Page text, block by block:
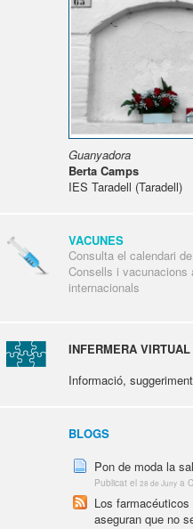
Guanyadora
Berta Camps
IES Taradell (Taradell)
VACUNES
Consulta el calendari
Consells i vacunacions
internacionals
INFERMERA VIRTUAL
Informació,
BLOGS
Pon de moda la
Publicat el 28 de Juny a
Los farmacéuticos
aseguran que no